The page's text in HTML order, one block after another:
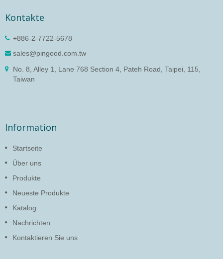
Kontakte
+886-2-7722-5678
sales@pingood.com.tw
No. 8, Alley 1, Lane 768 Section 4, Pateh Road, Taipei, 115,
Taiwan
Information
Startseite
Über uns
Produkte
Neueste Produkte
Katalog
Nachrichten
Kontaktieren Sie uns